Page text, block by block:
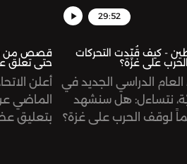
29:52
كيف قُيّدت التحركات
على غزة؟
العام الدراسي الجديد في
نتساءل: هل سنشهد
لوقف الحرب على غزة؟
قصص من
حتى تعلق
أعلن
الماضي
بتعليق